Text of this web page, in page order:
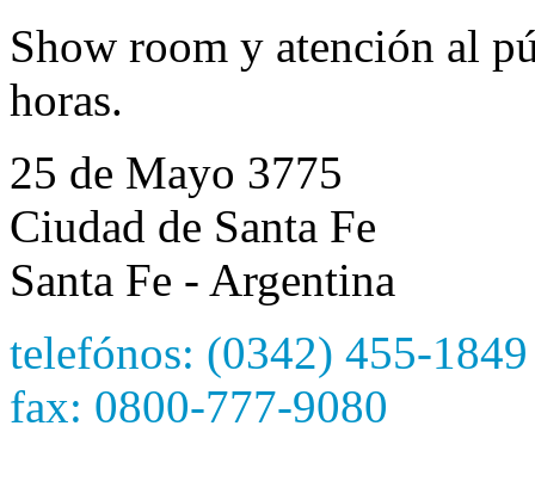
Show room y atención al
horas.
25 de Mayo 3775
Ciudad de Santa Fe
Santa Fe - Argentina
telefónos: (0342) 455-
fax: 0800-777-9080